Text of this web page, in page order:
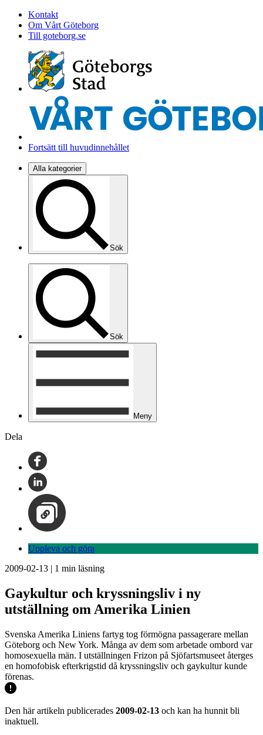
Kontakt
Om Vårt Göteborg
Till goteborg.se
Fortsätt till huvudinnehållet
Alla kategorier
Sök
Sök
Meny
Dela
Uppleva och göra
2009-02-13 | 1 min läsning
Gaykultur och kryssningsliv i ny
utställning om Amerika Linien
Svenska Amerika Liniens fartyg tog förmögna passagerare mellan
Göteborg och New York. Många av dem som arbetade ombord var
homosexuella män. I utställningen Frizon på Sjöfartsmuseet återges
en homofobisk efterkrigstid då kryssningsliv och gaykultur kunde
förenas.
Den här artikeln publicerades 2009-02-13 och kan ha hunnit bli
inaktuell.